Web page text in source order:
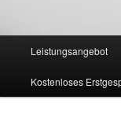
Leistungsangebot
Kostenloses